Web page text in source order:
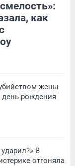
как
жены
день рождения
В
отгоняла